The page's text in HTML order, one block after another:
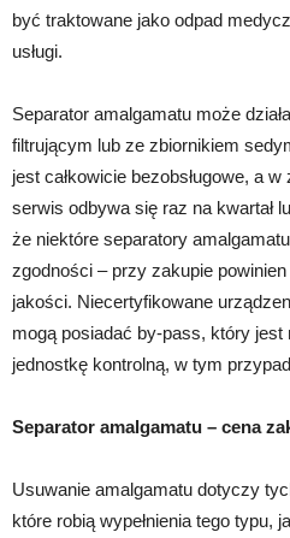
być traktowane jako odpad
usługi.
Separator amalgamatu może
filtrującym lub ze zbiornikiem
jest całkowicie bezobsługowe, a
serwis odbywa się raz na kwartał
że niektóre separatory
zgodności – przy zakupie
jakości. Niecertyfikowane
mogą posiadać by-pass, który
jednostkę kontrolną, w tym
Separator amalgamatu – cena
Usuwanie amalgamatu dotyczy
które robią wypełnienia tego typu,